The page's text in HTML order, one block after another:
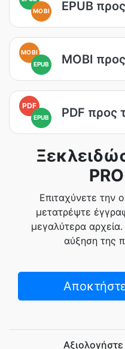
MOBI
EPUB
MOBI
EPUB
MOBI
PDF
EPUB PDF προς
Επιταχύνετε την
μετατρέψτε
μεγαλύτερα
αύξηση της